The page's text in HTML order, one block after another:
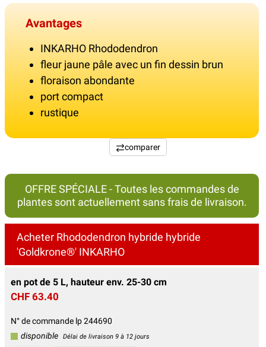
Avantages
INKARHO Rhododendron
fleur jaune pâle avec un fin dessin brun
floraison abondante
port compact
rustique
comparer
OFFRE SPÉCIALE - Toutes les commandes de
plantes sont actuellement sans frais de livraison.
Acheter Rhododendron hybride hybride
'Goldkrone®' INKARHO
en pot de 5 L, hauteur env. 25-30 cm
CHF 63.40
N° de commande lp 244690
disponible
Délai de livraison 9 à 12 jours